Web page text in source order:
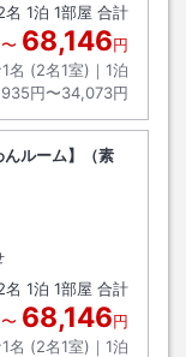
名 1泊 1部屋 合計
〜 68,146円
名 (2名1室)｜ 1泊
円〜34,073円
ルーム】（素
名 1泊 1部屋 合計
〜 68,146円
名 (2名1室)｜ 1泊